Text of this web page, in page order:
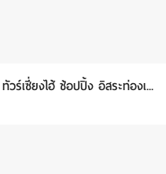
ทัวร์เซี่ยงไฮ้ ช้อปปิ้ง อิสระท่องเ...